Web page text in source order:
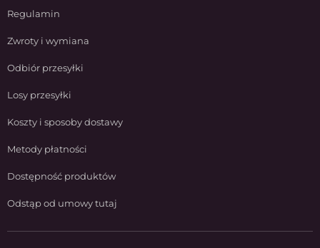
Regulamin
Zwroty i wymiana
Odbiór przesyłki
Losy przesyłki
Koszty i sposoby dostawy
Metody płatności
Dostępność produktów
Odstąp od umowy tutaj